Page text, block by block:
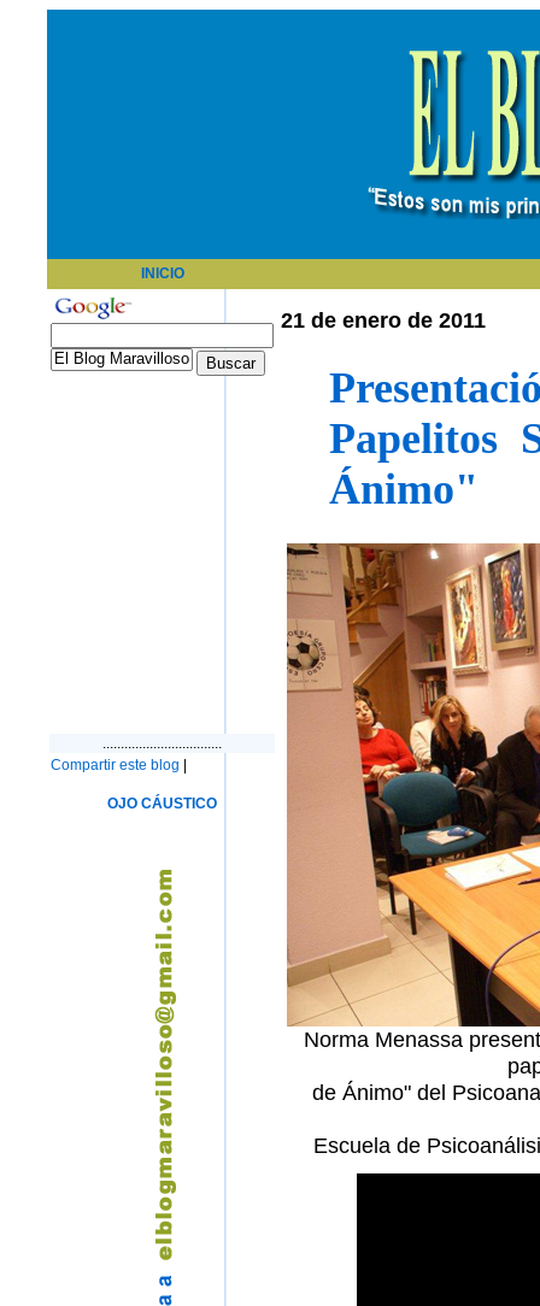
INICIO
.................................
Compartir este blog
OJO CÁUSTICO
21 de enero de 2011
Papelitos
Ánimo"
Norma Menassa
de Ánimo" del
Escuela de